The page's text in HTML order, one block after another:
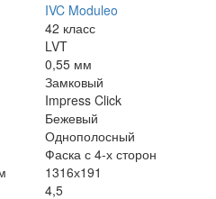
IVC Moduleo
42 класс
LVT
0,55 мм
Замковый
Impress Click
Бежевый
Однополосный
Фаска с 4-х сторон
1316х191
4,5